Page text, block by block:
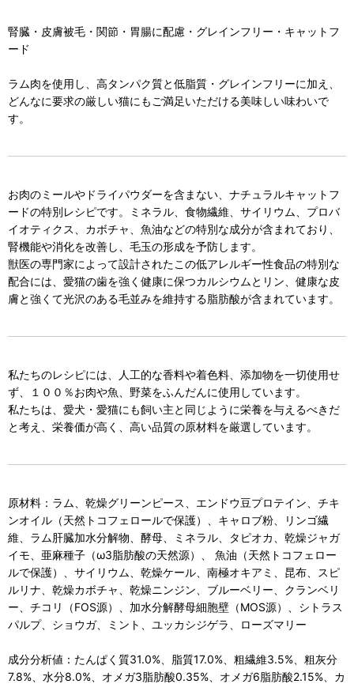
腎臓・皮膚被毛・関節・胃腸に配慮・グレインフリー・キャットフ
ード
ラム肉を使用し、高タンパク質と低脂質・グレインフリーに加え、
どんなに要求の厳しい猫にもご満足いただける美味しい味わいで
す。
お肉のミールやドライパウダーを含まない、ナチュラルキャットフ
ードの特別レシピです。ミネラル、食物繊維、サイリウム、プロバ
イオティクス、カボチャ、魚油などの特別な成分が含まれており、
腎機能や消化を改善し、毛玉の形成を予防します。
獣医の専門家によって設計されたこの低アレルギー性食品の特別な
配合には、愛猫の歯を強く健康に保つカルシウムとリン、健康な皮
膚と強くて光沢のある毛並みを維持する脂肪酸が含まれています。
私たちのレシピには、人工的な香料や着色料、添加物を一切使用せ
ず、１００％お肉や魚、野菜をふんだんに使用しています。
私たちは、愛犬・愛猫にも飼い主と同じように栄養を与えるべきだ
と考え、栄養価が高く、高い品質の原材料を厳選しています。
原材料：ラム、乾燥グリーンピース、エンドウ豆プロテイン、チキ
ンオイル（天然トコフェロールで保護）、キャロブ粉、リンゴ繊
維、ラム肝臓加水分解物、酵母、ミネラル、タピオカ、乾燥ジャガ
イモ、亜麻種子（ω3脂肪酸の天然源）、 魚油（天然トコフェロー
ルで保護）、サイリウム、乾燥ケール、南極オキアミ、昆布、スピ
ルリナ、乾燥カボチャ、乾燥ニンジン、ブルーベリー、クランベリ
ー、チコリ（FOS源）、加水分解酵母細胞壁（MOS源）、シトラス
パルプ、ショウガ、ミント、ユッカシジゲラ、ローズマリー
成分分析値：たんぱく質31.0%、脂質17.0%、粗繊維3.5%、粗灰分
7.8%、水分8.0%、オメガ3脂肪酸0.35%、オメガ6脂肪酸2.15%、カ